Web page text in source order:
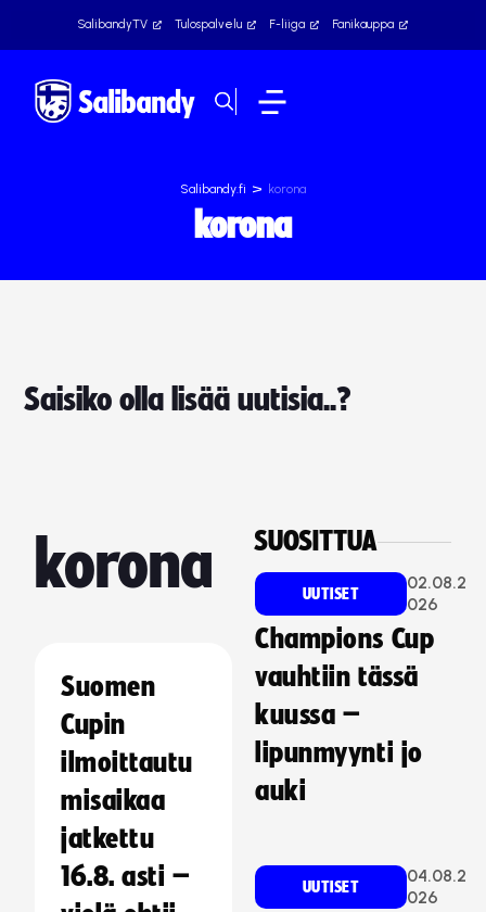
SalibandyTV Tulospalvelu F-liiga Fanikauppa
Salibandy.fi > korona
korona
Saisiko olla lisää uutisia..?
korona
Suomen
Cupin
ilmoittautu
misaikaa
jatkettu
16.8. asti –
SUOSITTUA
UUTISET
02.08.2
026
Champions Cup
vauhtiin tässä
kuussa –
lipunmyynti jo
auki
UUTISET
04.08.2
026